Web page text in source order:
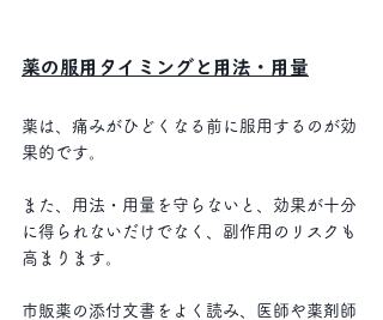
薬の服用タイミングと用法・用量
薬は、痛みがひどくなる前に服用するのが効
果的です。
また、用法・用量を守らないと、効果が十分
に得られないだけでなく、副作用のリスクも
高まります。
市販薬の添付文書をよく読み、医師や薬剤師